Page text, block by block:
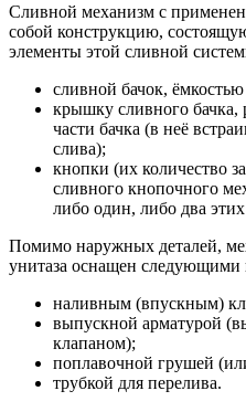
Сливной механизм с
собой конструкцию,
элементы этой сливной
сливной бачок,
крышку сливного
части бачка (в неё
слива);
кнопки (их количество
сливного кнопочного
либо один, либо два
Помимо наружных деталей,
унитаза оснащен следующими
наливным (впускным)
выпускной арматурой
клапаном);
поплавочной грушей
трубкой для перелива.